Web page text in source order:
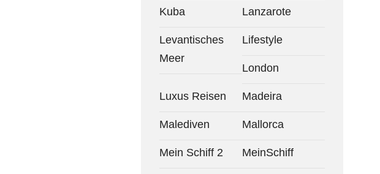
Kuba Lanzarote
Levantisches
Meer
Lifestyle
London
Luxus Reisen Madeira
Malediven Mallorca
Mein Schiff 2 MeinSchiff